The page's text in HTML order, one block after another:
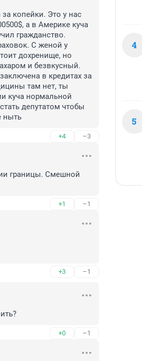
копейки. Это у нас
а в Америке куча
гражданство.
С женой у
дохренище, но
и безвкусный.
в кредитах за
там нет, ты
куча нормальной
депутатом чтобы
ныть
+4 –3
границы. Смешной
+1 –1
+3 –1
+0 –1
4
5